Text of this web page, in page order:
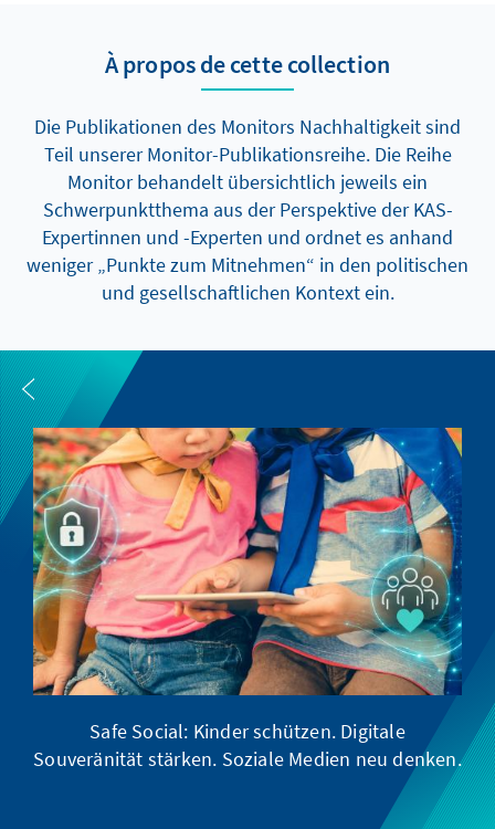
À propos de cette collection
Die Publikationen des Monitors Nachhaltigkeit sind
Teil unserer Monitor-Publikationsreihe. Die Reihe
Monitor behandelt übersichtlich jeweils ein
Schwerpunktthema aus der Perspektive der KAS-
Expertinnen und -Experten und ordnet es anhand
weniger „Punkte zum Mitnehmen“ in den politischen
und gesellschaftlichen Kontext ein.
Safe Social: Kinder schützen. Digitale
Souveränität stärken. Soziale Medien neu denken.